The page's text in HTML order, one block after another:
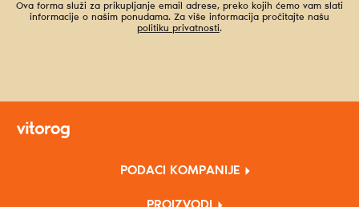
Ova forma služi za prikupljanje email adrese, preko kojih ćemo vam slati
informacije o našim ponudama. Za više informacija pročitajte našu
politiku privatnosti.
PODACI KOMPANIJE